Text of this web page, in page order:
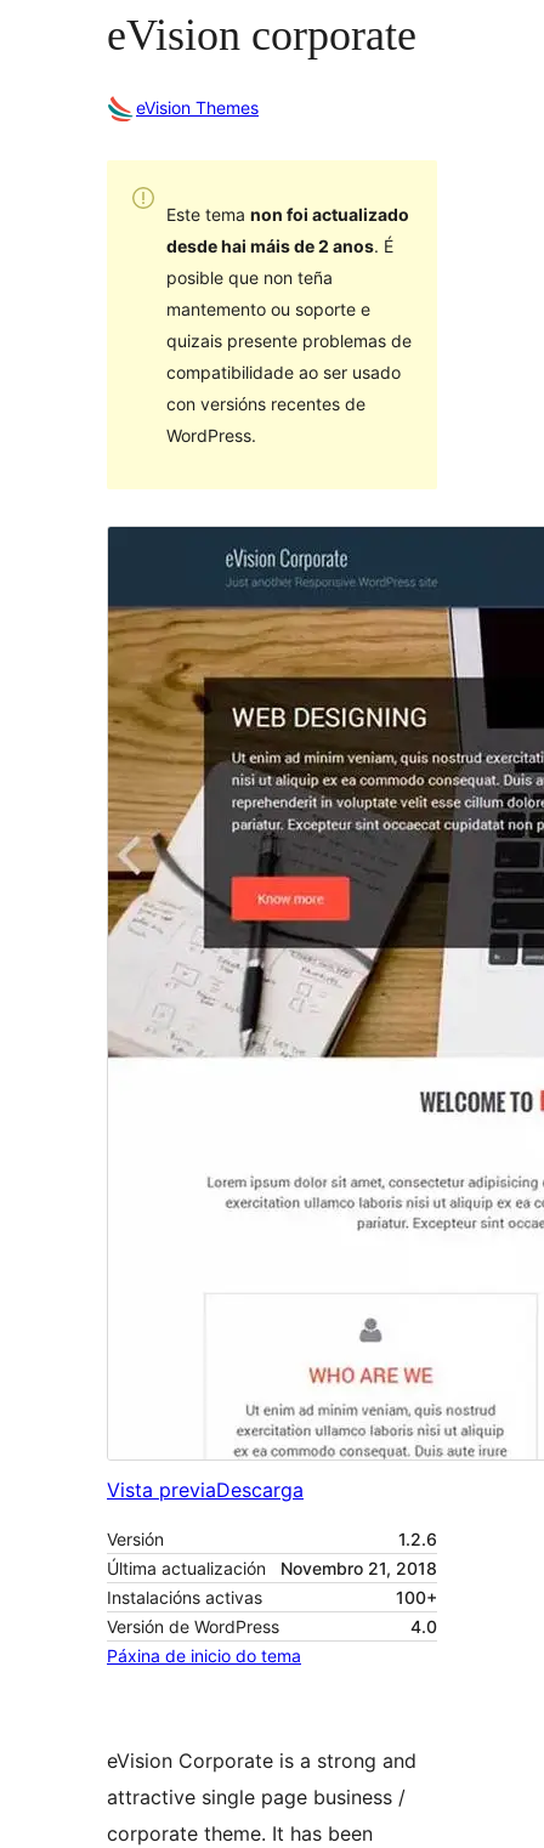
eVision corporate
eVision Themes
Este tema non foi actualizado
desde hai máis de 2 anos. É
posible que non teña
mantemento ou soporte e
quizais presente problemas de
compatibilidade ao ser usado
con versións recentes de
WordPress.
Vista previaDescarga
Versión
1.2.6
Última actualización
Novembro 21, 2018
Instalacións activas
100+
Versión de WordPress
4.0
Páxina de inicio do tema
eVision Corporate is a strong and
attractive single page business /
corporate theme. It has been